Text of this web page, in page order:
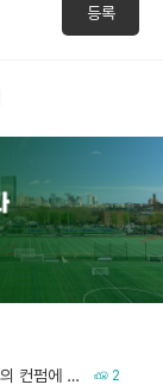
등록
컨택이후 랩매니저, PhD학생들 소개 시켜주신거면 거의 컨펌에 가깝나요? 2